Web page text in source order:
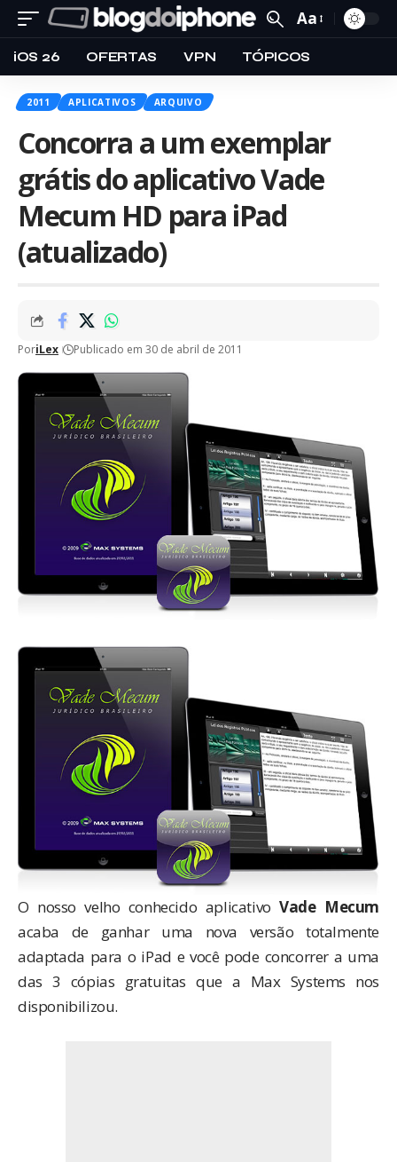
Aa
iOS 26 OFERTAS VPN TÓPICOS
2011 APLICATIVOS ARQUIVO
Concorra a um exemplar
grátis do aplicativo Vade
Mecum HD para iPad
(atualizado)
PoriLex Publicado em 30 de abril de 2011
O nosso velho conhecido aplicativoVade Mecum
acaba de ganhar uma nova versão totalmente
adaptada para o iPad e você pode concorrer a uma
das 3 cópias gratuitas que a Max Systems nos
disponibilizou.